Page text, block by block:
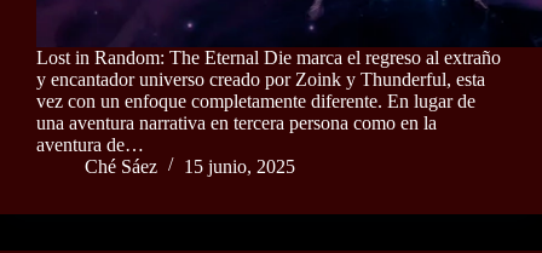
Lost in Random: The Eternal Die marca el regreso al extraño
y encantador universo creado por Zoink y Thunderful, esta
vez con un enfoque completamente diferente. En lugar de
una aventura narrativa en tercera persona como en la
aventura de…
Ché Sáez
15 junio, 2025